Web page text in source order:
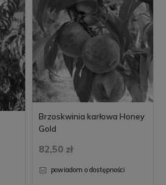
Brzoskwinia karłowa Honey
Gold
82,50 zł
powiadom o dostępności